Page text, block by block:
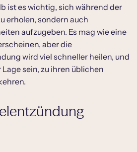
ist es wichtig, sich während der
erholen, sondern auch
aufzugeben. Es mag wie eine
aber die
wird viel schneller heilen, und
sein, zu ihren üblichen